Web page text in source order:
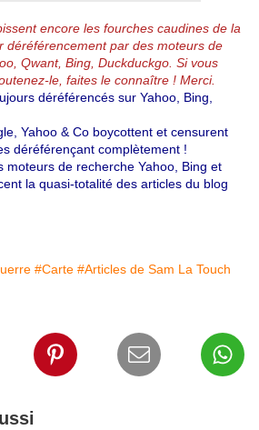
encore les fourches caudines de la
déréférencement par des moteurs de
Qwant, Bing, Duckduckgo. Si vous
le, faites le connaître ! Merci.
déréférencés sur Yahoo, Bing,
Yahoo & Co boycottent et censurent
déréférençant complètement !
moteurs de recherche Yahoo, Bing et
la quasi-totalité des articles du blog
#Carte #Articles de Sam La Touch